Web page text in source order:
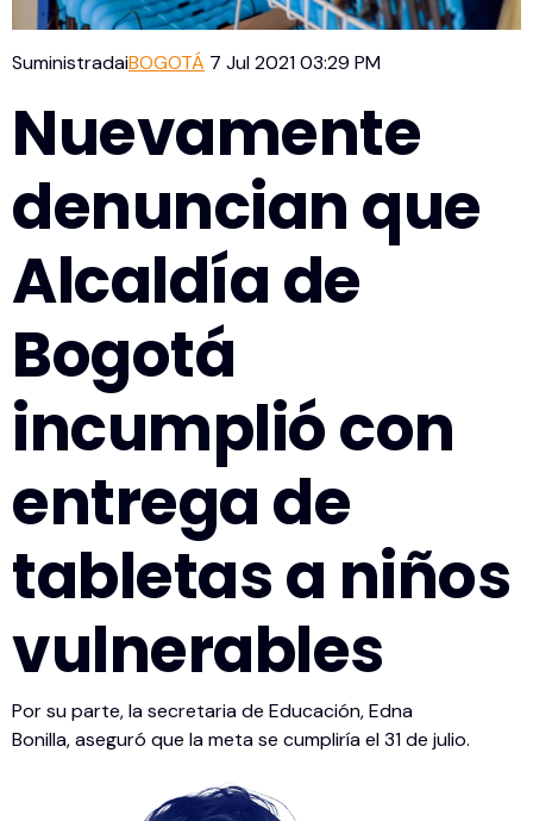
SuministradaiBOGOTÁ 7 Jul 2021 03:29 PM
Nuevamente
denuncian que
Alcaldía de
Bogotá
incumplió con
entrega de
tabletas a niños
vulnerables
Por su parte, la secretaria de Educación, Edna
Bonilla, aseguró que la meta se cumpliría el 31 de julio.